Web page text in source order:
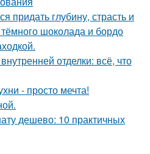
придать глубину, страсть и
шоколада и бордо
отделки: всё, что
- просто мечта!
дешево: 10 практичных